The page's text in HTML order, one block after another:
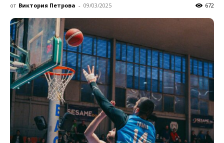
от Виктория Петрова - 09/03/2025 672